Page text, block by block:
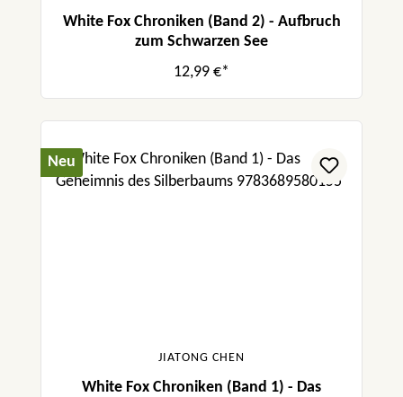
White Fox Chroniken (Band 2) - Aufbruch
zum Schwarzen See
12,99 €*
Neu
JIATONG CHEN
White Fox Chroniken (Band 1) - Das